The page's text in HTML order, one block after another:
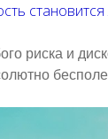
риска и